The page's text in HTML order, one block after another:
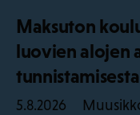
Maksuton
luovien alojen
5.8.2026